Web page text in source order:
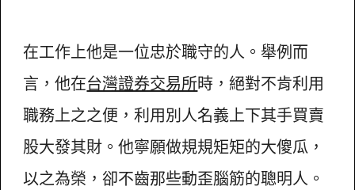
在工作上他是一位忠於職守的人。舉例而
言，他在台灣證券交易所時，絕對不肯利用
職務上之之便，利用別人名義上下其手買賣
股大發其財。他寧願做規規矩矩的大傻瓜，
以之為榮，卻不齒那些動歪腦筋的聰明人。